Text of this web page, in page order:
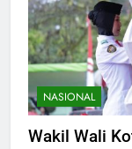
NASIONAL
Wakil Wali